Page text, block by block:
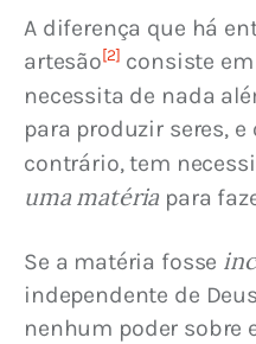
A diferença que há
artesão[2] consiste
necessita de nada
para produzir seres, e
contrário, tem
uma matéria para
Se a matéria fosse
independente de
nenhum poder sobre